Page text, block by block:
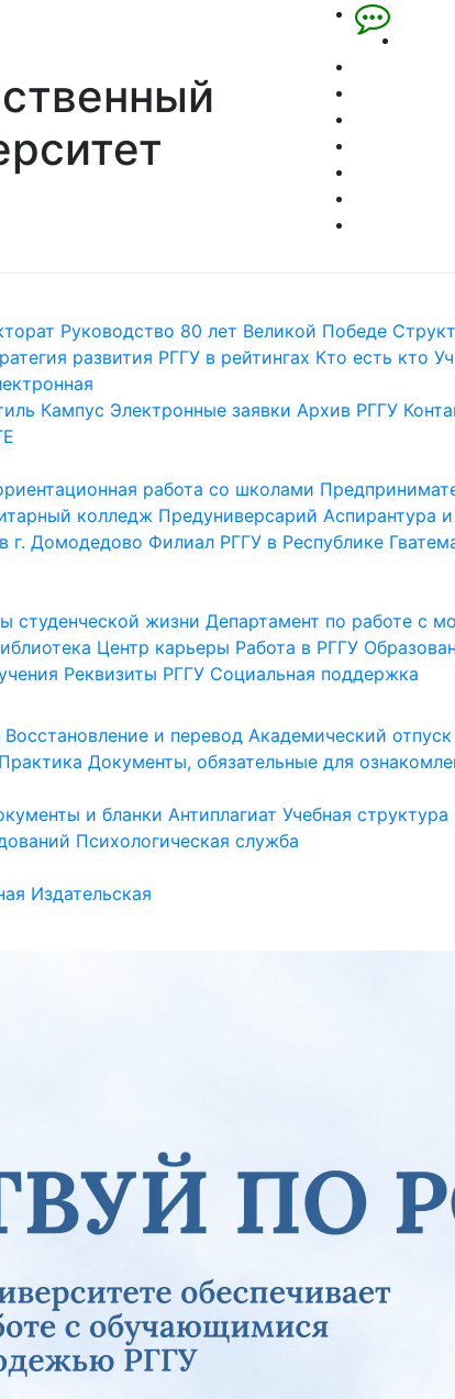
Руководство 80 лет Великой Победе
развития РГГУ в рейтингах Кто есть кто
Кампус Электронные заявки Архив РГГУ
работа со школами
колледж Предуниверсарий Аспирантура
г. Домодедово Филиал РГГУ в Республике
студенческой жизни Департамент по работе с
Центр карьеры Работа в РГГУ
Реквизиты РГГУ Социальная поддержка
Восстановление и перевод Академический отпуск
Практика Документы, обязательные для
и бланки Антиплагиат Учебная структура
Психологическая служба
Издательская